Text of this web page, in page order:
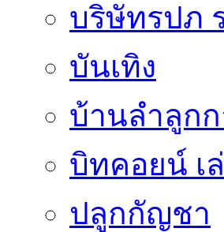
บริษัทรปภ
บันเทิง
บ้านลำลูกก
บิทคอยน์ เ
ปลูกกัญชา